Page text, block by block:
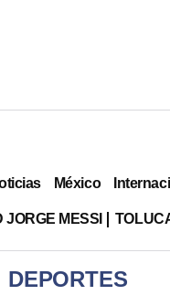
México
MESSI
DEPORTES